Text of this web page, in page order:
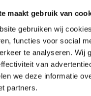
maakt gebruik van
gebruiken wij
functies voor social
te analyseren. Wij
van
we deze informatie
partners.
*